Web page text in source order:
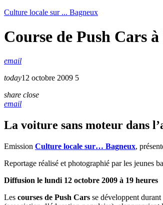
Culture locale sur ... Bagneux
Course de Push Cars
email
today12 octobre 2009 5
share close
email
La voiture sans moteur dans
Emission Culture locale sur… Bagneux,
Reportage réalisé et photographié par les jeunes
Diffusion le lundi 12 octobre 2009 à 19 heures
Les courses de Push Cars se développent